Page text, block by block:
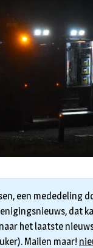
een mededeling
dat
het laatste
Mailen maar!